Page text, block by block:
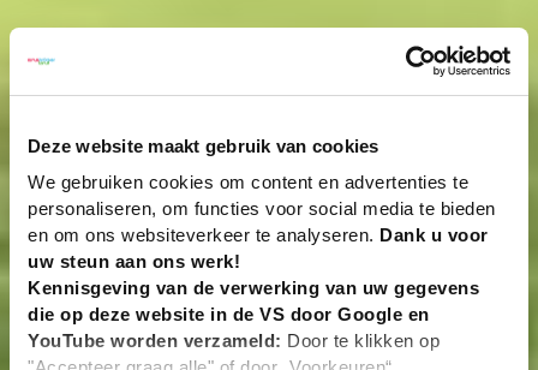
Deze website maakt gebruik van cookies
We gebruiken cookies om content en advertenties te
personaliseren, om functies voor social media te bieden
en om ons websiteverkeer te analyseren. Dank u voor
uw steun aan ons werk!
Kennisgeving van de verwerking van uw gegevens
die op deze website in de VS door Google en
YouTube worden verzameld: Door te klikken op